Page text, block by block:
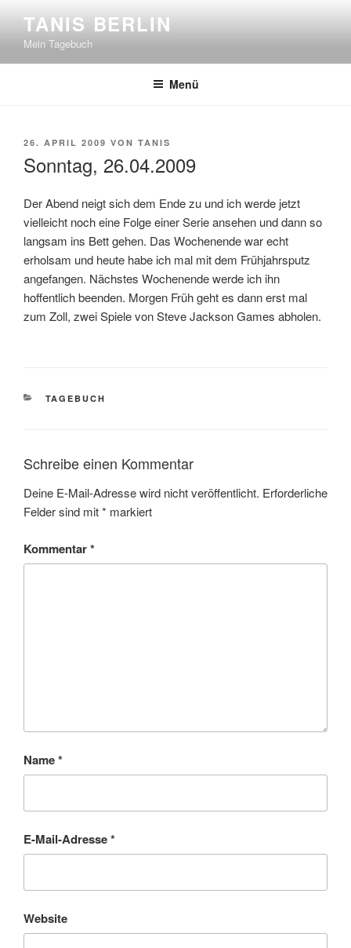
springen
TANIS BERLIN
Mein Tagebuch
Menü
VERÖFFENTLICHT
26. APRIL 2009 VON TANIS
Sonntag, 26.04.2009
Der Abend neigt sich dem Ende zu und ich werde jetzt
vielleicht noch eine Folge einer Serie ansehen und dann so
langsam ins Bett gehen. Das Wochenende war echt
erholsam und heute habe ich mal mit dem Frühjahrsputz
angefangen. Nächstes Wochenende werde ich ihn
hoffentlich beenden. Morgen Früh geht es dann erst mal
zum Zoll, zwei Spiele von Steve Jackson Games abholen.
KATEGORIEN
TAGEBUCH
Schreibe einen Kommentar
Deine E-Mail-Adresse wird nicht veröffentlicht. Erforderliche
Felder sind mit* markiert
Kommentar*
Name*
E-Mail-Adresse*
Website